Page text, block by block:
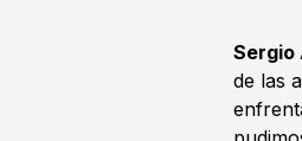
Sergio
de las